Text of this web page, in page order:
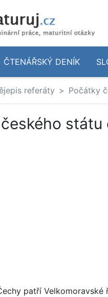
ČTENÁŘSKÝ DENÍK
referáty Počátky
patří Velkomoravské